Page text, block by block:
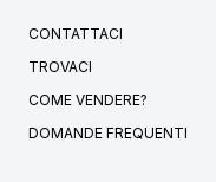
CONTATTACI
TROVACI
COME VENDERE?
DOMANDE FREQUENTI